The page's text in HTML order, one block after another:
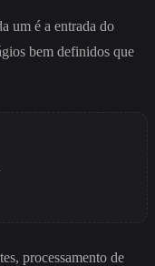
um é a entrada do
bem definidos que
processamento de